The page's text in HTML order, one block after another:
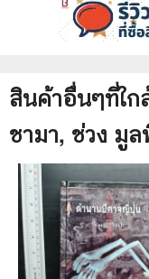
สินค้าอื่นๆที่ใก
ชามา, ช่วง มู